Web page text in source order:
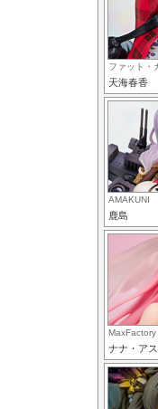
ファット・
天海春香
AMAKUNI
鹿島
MaxFactory
ナナ・ア